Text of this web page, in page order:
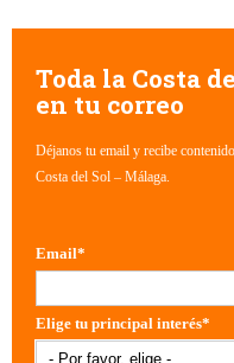
Toda la Costa
en tu correo
Déjanos tu email y recibe
Costa del Sol – Málaga.
Email*
Elige tu principal interés*